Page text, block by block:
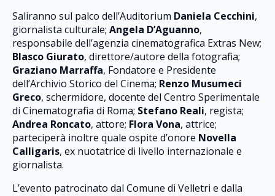
Saliranno sul palco dell’Auditorium Daniela Cecchini,
giornalista culturale; Angela D’Aguanno,
responsabile dell’agenzia cinematografica Extras New;
Blasco Giurato, direttore/autore della fotografia;
Graziano Marraffa, Fondatore e Presidente
dell’Archivio Storico del Cinema; Renzo Musumeci
Greco, schermidore, docente del Centro Sperimentale
di Cinematografia di Roma; Stefano Reali, regista;
Andrea Roncato, attore; Flora Vona, attrice;
parteciperà inoltre quale ospite d’onore Novella
Calligaris, ex nuotatrice di livello internazionale e
giornalista.
L’evento patrocinato dal Comune di Velletri e dalla